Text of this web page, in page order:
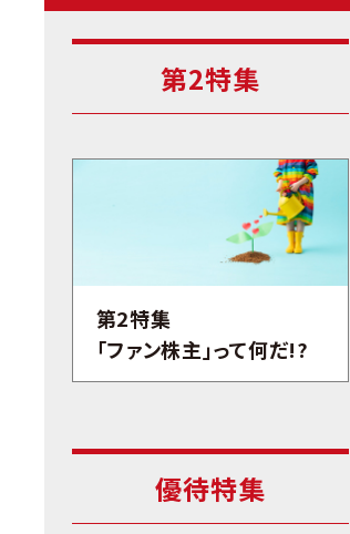
第2特集
第2特集
「ファン株主」って何だ!?
優待特集